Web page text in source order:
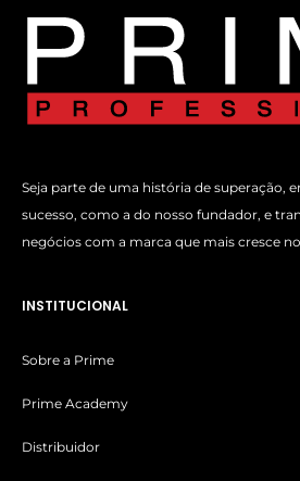
Seja parte de uma história de superação,
sucesso, como a do nosso fundador, e
negócios com a marca que mais cresce
INSTITUCIONAL
Sobre a Prime
Prime Academy
Distribuidor